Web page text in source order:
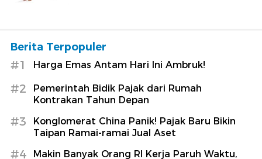
Berita Terpopuler
#1 Harga Emas Antam Hari Ini Ambruk!
#2
Pemerintah Bidik Pajak dari Rumah
Kontrakan Tahun Depan
#3
Konglomerat China Panik! Pajak Baru Bikin
Taipan Ramai-ramai Jual Aset
#4
Makin Banyak Orang RI Kerja Paruh Waktu,